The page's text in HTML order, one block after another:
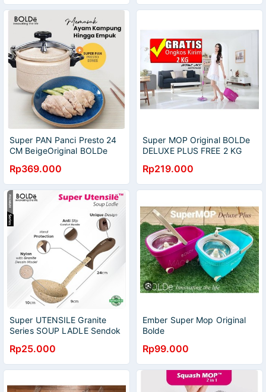
Super PAN Panci Presto 24
CM BeigeOriginal BOLDe
Rp369.000
Super MOP Original BOLDe
DELUXE PLUS FREE 2 KG
Rp219.000
Super UTENSILE Granite
Series SOUP LADLE Sendok
Rp25.000
Ember Super Mop Original
Bolde
Rp99.000